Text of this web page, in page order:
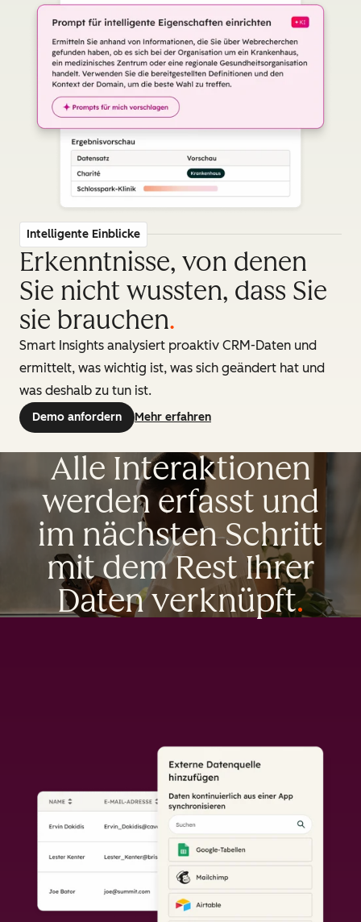
Intelligente Einblicke
Erkenntnisse, von denen
Sie nicht wussten, dass Sie
sie brauchen.
Smart Insights analysiert proaktiv CRM-Daten und
ermittelt, was wichtig ist, was sich geändert hat und
was deshalb zu tun ist.
Demo anfordern Mehr erfahren
Alle Interaktionen
werden erfasst und
im nächsten Schritt
mit dem Rest Ihrer
Daten verknüpft.